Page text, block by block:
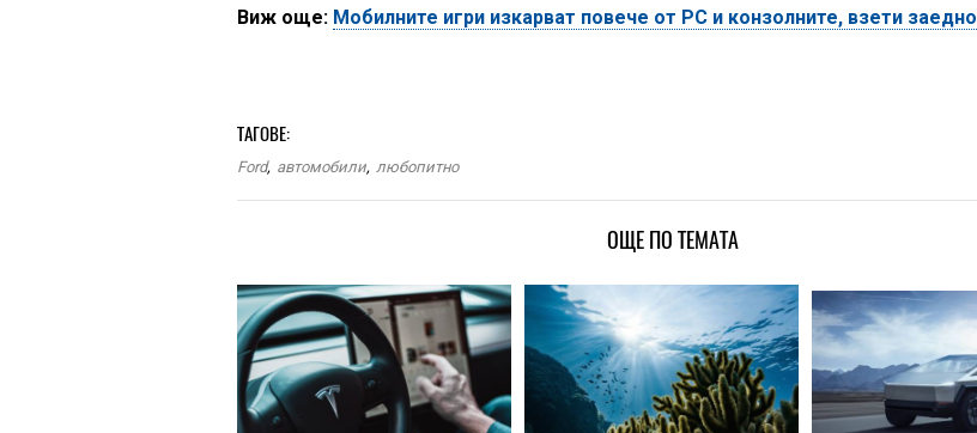
Виж още: Мобилните игри изкарват повече от РС и конзолните, взети заедно
ТАГОВЕ:
Ford, автомобили, любопитно
ОЩЕ ПО ТЕМАТА